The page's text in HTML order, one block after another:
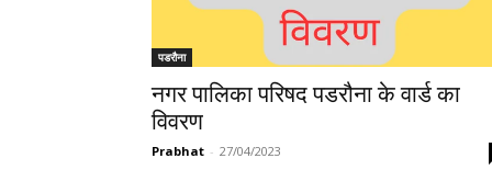
पडरौना
नगर पालिका परिषद पडरौना के वार्ड का
विवरण
Prabhat - 27/04/2023